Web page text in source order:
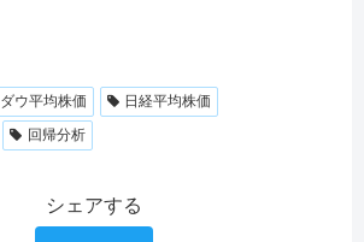
ダウ平均株価
日経平均株価
回帰分析
シェアする